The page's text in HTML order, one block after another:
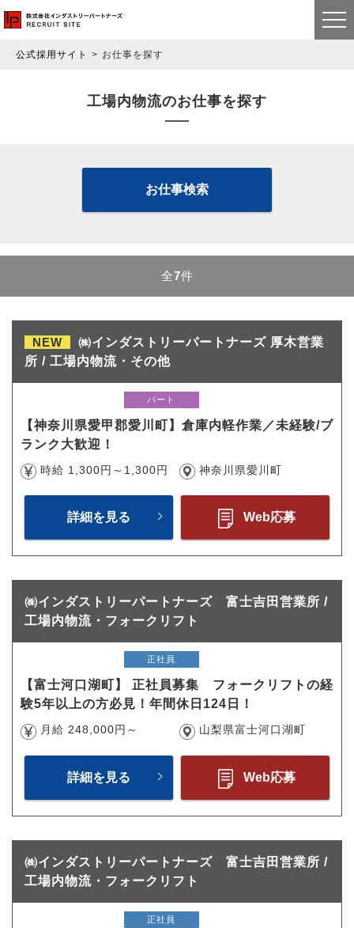
公式採用サイト お仕事を探す
工場内物流のお仕事を探す
お仕事検索
全7件
NEW
㈱インダストリーパートナーズ 厚木営業
所 / 工場内物流・その他
パート
【神奈川県愛甲郡愛川町】倉庫内軽作業／未経験/ブ
ランク大歓迎！
時給 1,300円～1,300円 神奈川県愛川町
詳細を見る Web応募
㈱インダストリーパートナーズ 富士吉田営業所 /
工場内物流・フォークリフト
正社員
【富士河口湖町】 正社員募集 フォークリフトの経
験5年以上の方必見！年間休日124日！
月給 248,000円～ 山梨県富士河口湖町
詳細を見る Web応募
㈱インダストリーパートナーズ 富士吉田営業所 /
工場内物流・フォークリフト
正社員